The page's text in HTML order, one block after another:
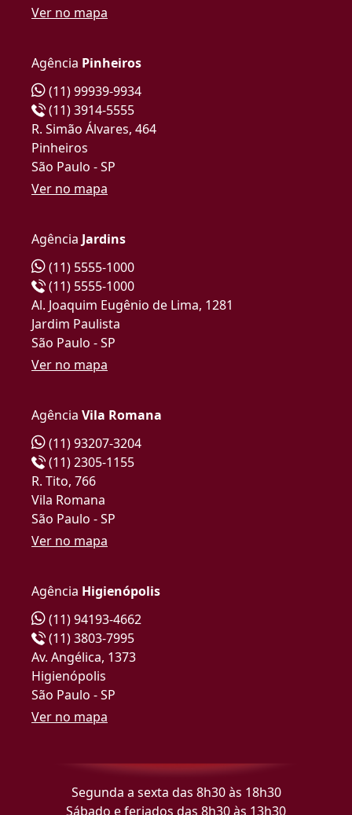
Ver no mapa
Agência Pinheiros
(11) 99939-9934
(11) 3914-5555
R. Simão Álvares, 464
Pinheiros
São Paulo - SP
Ver no mapa
Agência Jardins
(11) 5555-1000
(11) 5555-1000
Al. Joaquim Eugênio de Lima, 1281
Jardim Paulista
São Paulo - SP
Ver no mapa
Agência Vila Romana
(11) 93207-3204
(11) 2305-1155
R. Tito, 766
Vila Romana
São Paulo - SP
Ver no mapa
Agência Higienópolis
(11) 94193-4662
(11) 3803-7995
Av. Angélica, 1373
Higienópolis
São Paulo - SP
Ver no mapa
Segunda a sexta das 8h30 às 18h30
Sábado e feriados das 8h30 às 13h30